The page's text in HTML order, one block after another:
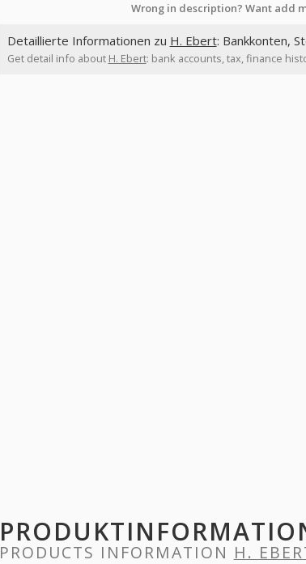
Wrong in description? Want add
Detaillierte Informationen zu H. Ebert: Bankkonten,
Get detail info about H. Ebert: bank accounts, tax, finance
PRODUCTS INFORMATION H.